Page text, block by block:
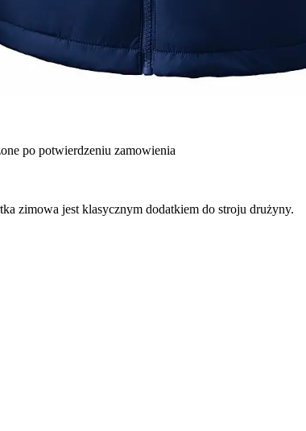
po potwierdzeniu zamowienia
zimowa jest klasycznym dodatkiem do stroju drużyny.